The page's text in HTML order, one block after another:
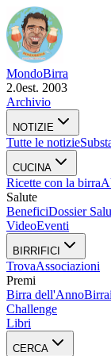
MondoBirra
2.0est. 2003
Archivio
NOTIZIE
Tutte le notizie
CUCINA
Ricette con la birra
Salute
BeneficiDossier
VideoEventi
BIRRIFICI
TrovaAssociazioni
Premi
Birra dell'Anno
Challenge
Libri
CERCA